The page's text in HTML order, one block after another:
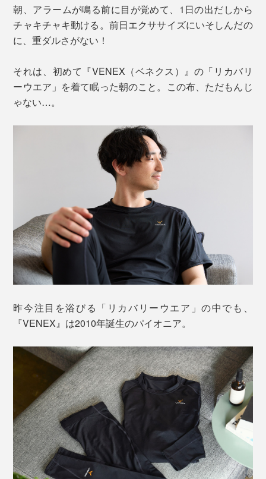
朝、アラームが鳴る前に目が覚めて、1日の出だしから
チャキチャキ動ける。前日エクササイズにいそしんだの
に、重ダルさがない！
それは、初めて『VENEX（ベネクス）』の「リカバリ
ーウエア」を着て眠った朝のこと。この布、ただもんじ
ゃない…。
昨今注目を浴びる「リカバリーウエア」の中でも、
『VENEX』は2010年誕生のパイオニア。